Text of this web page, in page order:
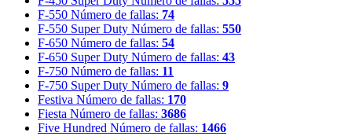
F-550 Número de fallas: 74
F-550 Super Duty Número de fallas: 550
F-650 Número de fallas: 54
F-650 Super Duty Número de fallas: 43
F-750 Número de fallas: 11
F-750 Super Duty Número de fallas: 9
Festiva Número de fallas: 170
Fiesta Número de fallas: 3686
Five Hundred Número de fallas: 1466